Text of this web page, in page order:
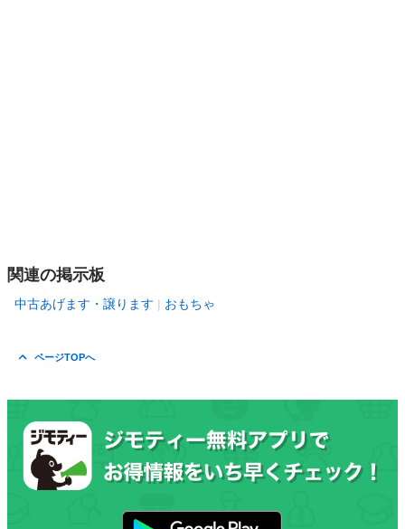
関連の掲示板
中古あげます・譲ります おもちゃ
ページTOPへ